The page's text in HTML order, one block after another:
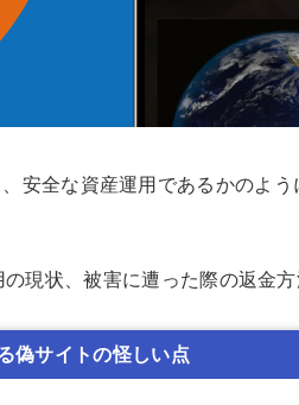
安全な資産運用であるかのよ
現状、被害に遭った際の返金
偽サイトの怪しい点